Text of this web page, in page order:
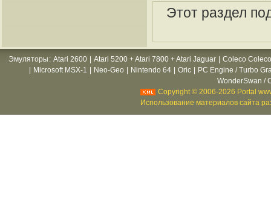
Этот раздел
Эмуляторы : Atari 2600 Atari 5200 + Atari 7800 + Atari Jaguar
Coleco
Microsoft MSX-1 Neo-Geo Nintendo 64 Oric
PC Engine / Turbo
WonderSwan /
Copyright © 2006-2026 Portal
Использование материалов сайта